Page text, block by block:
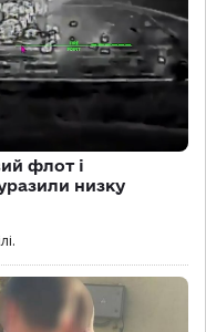
флот і
низку